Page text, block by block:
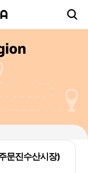
문진수산시장)